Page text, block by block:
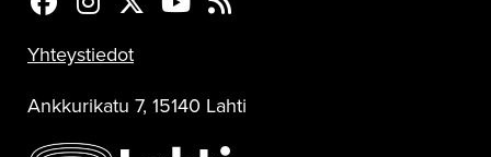
Sinfonia Lahti Facebookissa
Sinfonia Lahti Instagramissa
Sinfonia Lahti Twitterissä
Sinfonia Lahti YouTubessa
Sinfonia Lahti RSS-feed
Yhteystiedot
Ankkurikatu 7, 15140 Lahti